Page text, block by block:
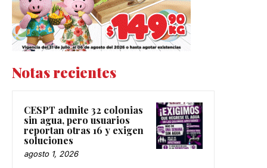
Notas recientes
CESPT admite 32 colonias
sin agua, pero usuarios
reportan otras 16 y exigen
soluciones
agosto 1, 2026